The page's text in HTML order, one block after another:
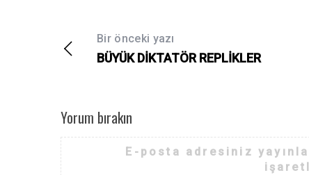
Bir önceki yazı
BÜYÜK DİKTATÖR REPLİKLER
Yorum bırakın
E-posta adresiniz